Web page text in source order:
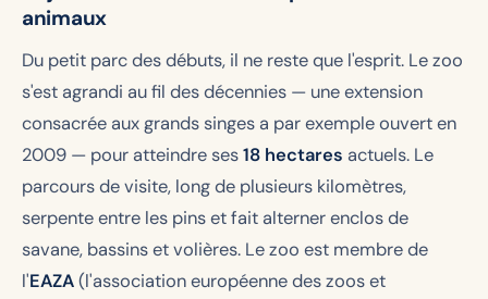
animaux
Du petit parc des débuts, il ne reste que l'esprit. Le zoo
s'est agrandi au fil des décennies — une extension
consacrée aux grands singes a par exemple ouvert en
2009 — pour atteindre ses18 hectares actuels. Le
parcours de visite, long de plusieurs kilomètres,
serpente entre les pins et fait alterner enclos de
savane, bassins et volières. Le zoo est membre de
l'EAZA(l'association européenne des zoos et